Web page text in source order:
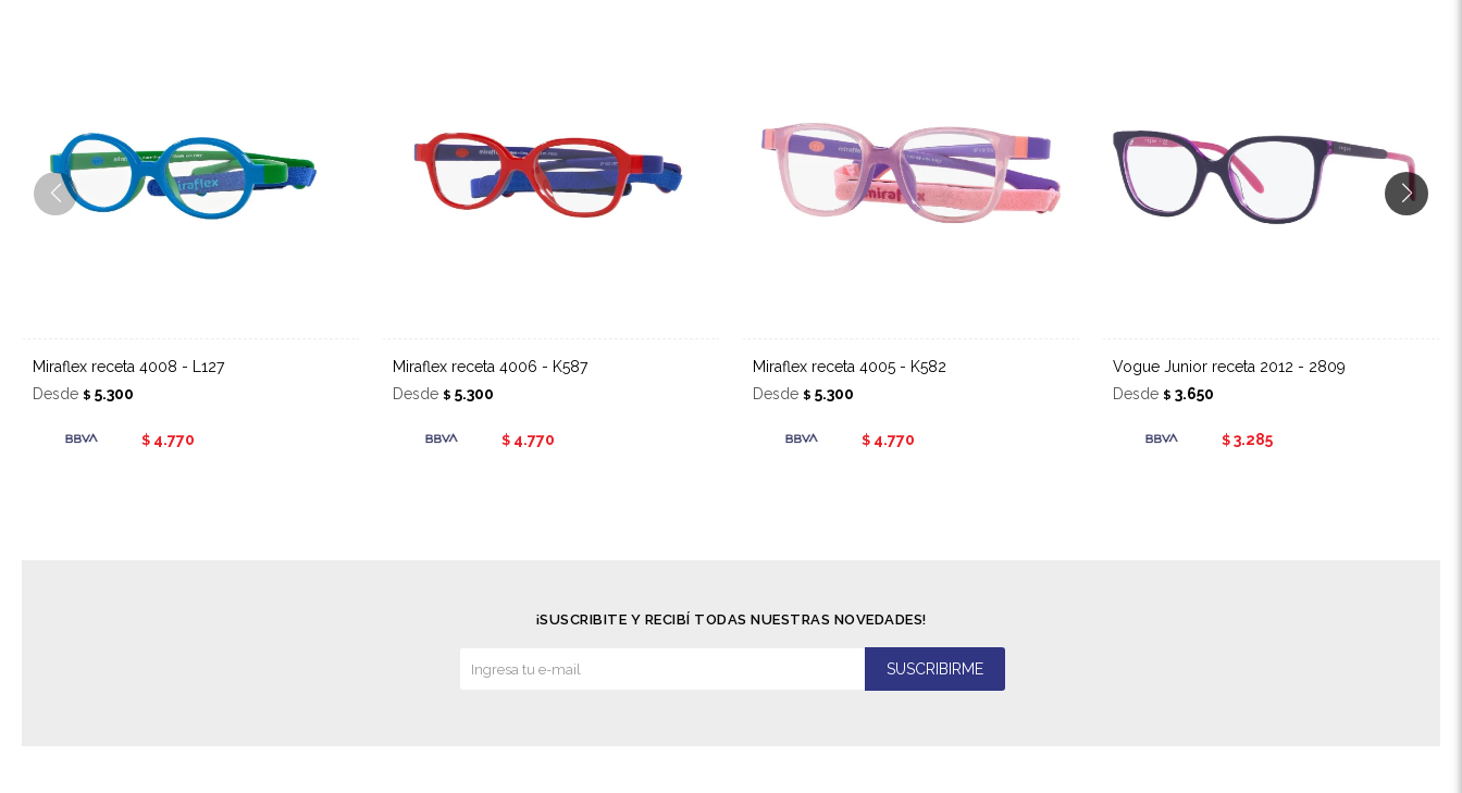
Miraflex receta 4008 - L127
Desde $ 5.300
$ 4.770
Miraflex receta 4006 - K587
Desde $ 5.300
$ 4.770
Miraflex receta 4005 - K582
Desde $ 5.300
$ 4.770
Vogue Junior receta 2012 - 2809
Desde $ 3.650
$ 3.285
¡SUSCRIBITE Y RECIBÍ TODAS NUESTRAS NOVEDADES!
SUSCRIBIRME